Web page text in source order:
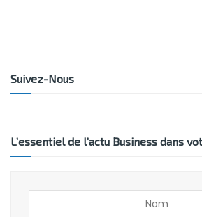
Suivez-Nous
L’essentiel de l’actu Business dans